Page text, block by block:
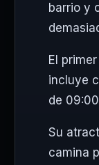
barrio y
El
incluye
de
Su
camina